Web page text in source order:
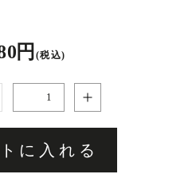
円(税込)
に入れる